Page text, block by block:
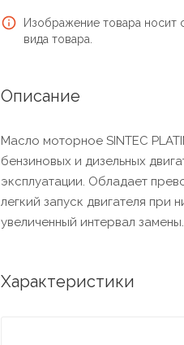
Изображение товара носит
вида товара.
Описание
Масло моторное SINTEC
бензиновых и дизельных
эксплуатации. Обладает
легкий запуск двигателя при
увеличенный интервал замены.
Характеристики